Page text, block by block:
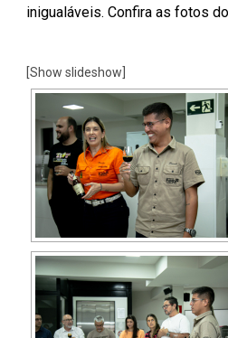
inigualáveis. Confira as fotos
[Show slideshow]